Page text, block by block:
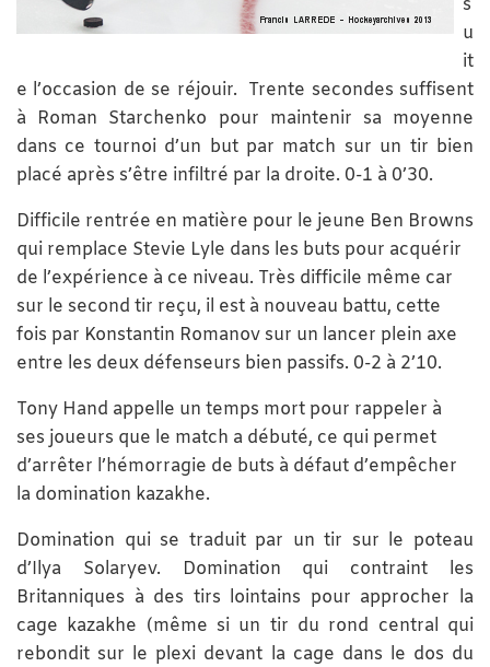
s
u
it
e l’occasion de se réjouir. Trente secondes suffisent
à Roman Starchenko pour maintenir sa moyenne
dans ce tournoi d’un but par match sur un tir bien
placé après s’être infiltré par la droite. 0-1 à 0’30.
Difficile rentrée en matière pour le jeune Ben Browns
qui remplace Stevie Lyle dans les buts pour acquérir
de l’expérience à ce niveau. Très difficile même car
sur le second tir reçu, il est à nouveau battu, cette
fois par Konstantin Romanov sur un lancer plein axe
entre les deux défenseurs bien passifs. 0-2 à 2’10.
Tony Hand appelle un temps mort pour rappeler à
ses joueurs que le match a débuté, ce qui permet
d’arrêter l’hémorragie de buts à défaut d’empêcher
la domination kazakhe.
Domination qui se traduit par un tir sur le poteau
d’Ilya Solaryev. Domination qui contraint les
Britanniques à des tirs lointains pour approcher la
cage kazakhe (même si un tir du rond central qui
rebondit sur le plexi devant la cage dans le dos du